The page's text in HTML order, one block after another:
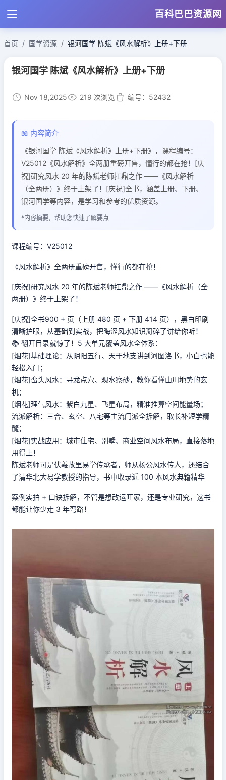
百科巴巴资源网
首页 国学资源 银河国学 陈斌《风水解析》上册+下册
银河国学 陈斌《风水解析》上册+下册
Nov 18,2025 219 次浏览 编号：52432
📖 内容简介
《银河国学 陈斌《风水解析》上册+下册》，课程编号：
V25012《风水解析》全两册重磅开售，懂行的都在抢！[庆
祝]研究风水 20 年的陈斌老师扛鼎之作 ——《风水解析
（全两册）》终于上架了！[庆祝]全书，涵盖上册、下册、
银河国学等内容，是学习和参考的优质资源。
*内容摘要，帮助您快速了解要点
课程编号：V25012
《风水解析》全两册重磅开售，懂行的都在抢！
[庆祝]研究风水 20 年的陈斌老师扛鼎之作 ——《风水解析（全
两册）》终于上架了！
[庆祝]全书900 + 页（上册 480 页 + 下册 414 页），黑白印刷
清晰护眼，从基础到实战，把晦涩风水知识掰碎了讲给你听！
📚 翻开目录就惊了！5 大单元覆盖风水全体系：
[烟花]基础理论：从阴阳五行、天干地支讲到河图洛书，小白也能
轻松入门；
[烟花]峦头风水：寻龙点穴、观水察砂，教你看懂山川地势的玄
机；
[烟花]理气风水：紫白九星、飞星布局，精准推算空间能量场；
流派解析：三合、玄空、八宅等主流门派全拆解，取长补短学精
髓；
[烟花]实战应用：城市住宅、别墅、商业空间风水布局，直接落地
用得上！
陈斌老师可是伏羲故里易学传承者，师从杨公风水传人，还结合
了清华北大易学教授的指导，书中收录近 100 本风水典籍精华
案例实拍 + 口诀拆解，不管是想改运旺家，还是专业研究，这书
都能让你少走 3 年弯路！